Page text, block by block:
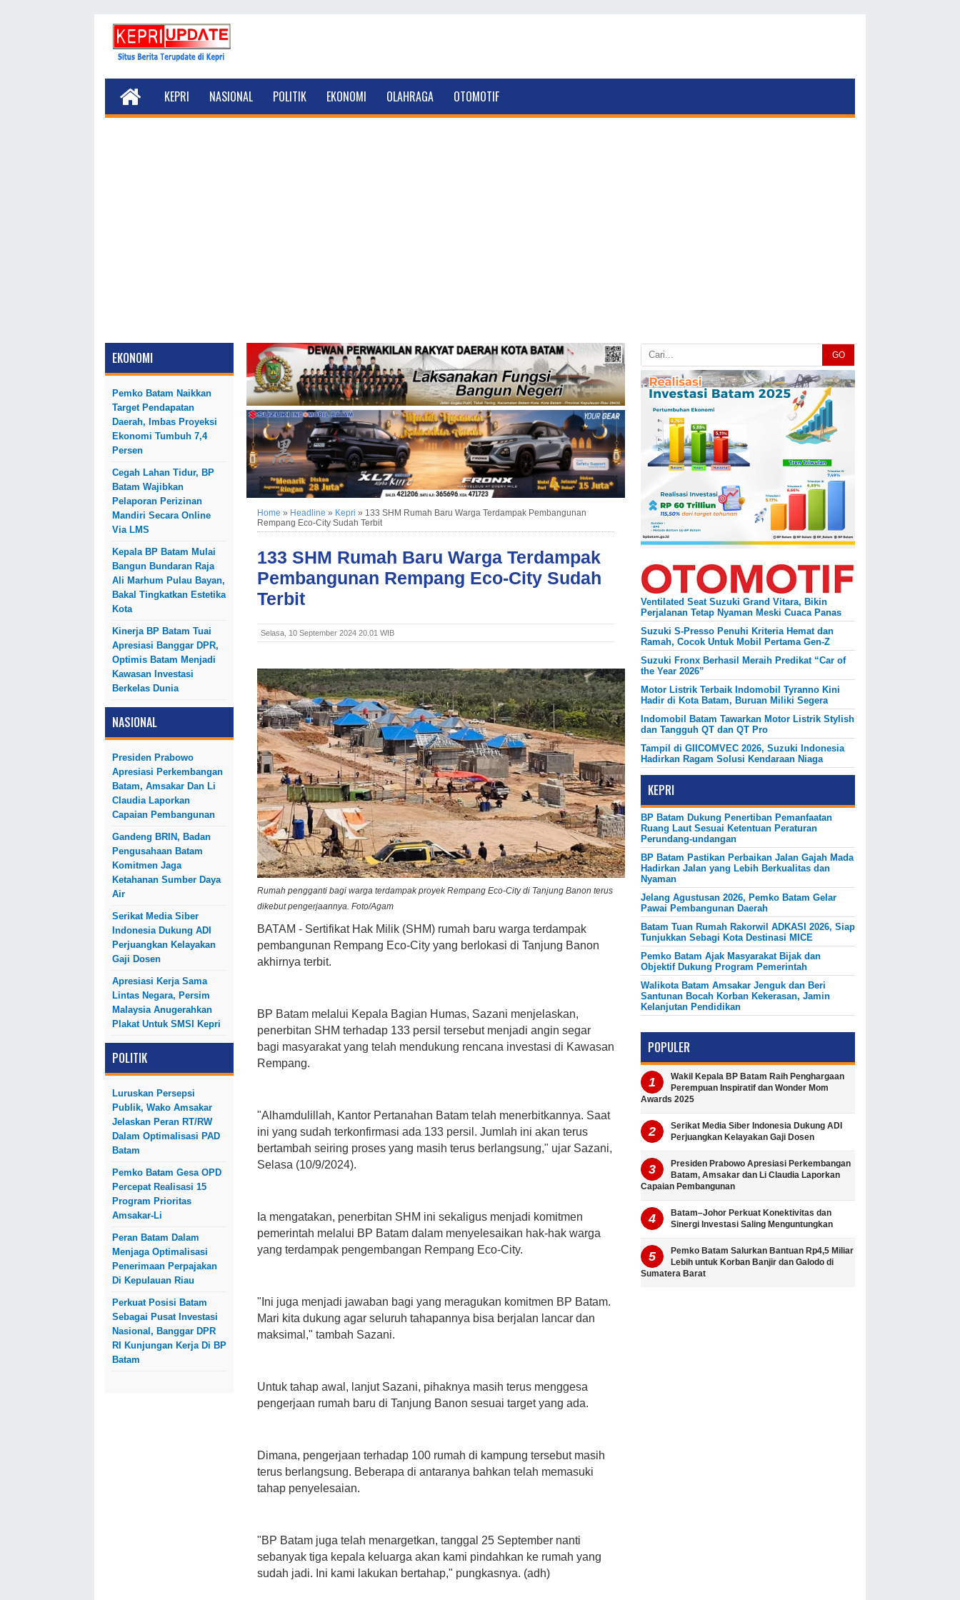
KEPRI NASIONAL POLITIK EKONOMI OLAHRAGA OTOMOTIF
EKONOMI
Pemko Batam Naikkan
Target Pendapatan
Daerah, Imbas Proyeksi
Ekonomi Tumbuh 7,4
Persen
Cegah Lahan Tidur, BP
Batam Wajibkan
Pelaporan Perizinan
Mandiri Secara Online
Via LMS
Kepala BP Batam Mulai
Bangun Bundaran Raja
Ali Marhum Pulau Bayan,
Bakal Tingkatkan Estetika
Kota
Kinerja BP Batam Tuai
Apresiasi Banggar DPR,
Optimis Batam Menjadi
Kawasan Investasi
Berkelas Dunia
NASIONAL
Presiden Prabowo
Apresiasi Perkembangan
Batam, Amsakar Dan Li
Claudia Laporkan
Capaian Pembangunan
Gandeng BRIN, Badan
Pengusahaan Batam
Komitmen Jaga
Ketahanan Sumber Daya
Air
Serikat Media Siber
Indonesia Dukung ADI
Perjuangkan Kelayakan
Gaji Dosen
Apresiasi Kerja Sama
Lintas Negara, Persim
Malaysia Anugerahkan
Plakat Untuk SMSI Kepri
POLITIK
Luruskan Persepsi
Publik, Wako Amsakar
Jelaskan Peran RT/RW
Dalam Optimalisasi PAD
Batam
Pemko Batam Gesa OPD
Percepat Realisasi 15
Program Prioritas
Amsakar-Li
Peran Batam Dalam
Menjaga Optimalisasi
Penerimaan Perpajakan
Di Kepulauan Riau
Perkuat Posisi Batam
Sebagai Pusat Investasi
Nasional, Banggar DPR
RI Kunjungan Kerja Di BP
Batam
Home » Headline » Kepri » 133 SHM Rumah Baru Warga Terdampak Pembangunan
Rempang Eco-City Sudah Terbit
133 SHM Rumah Baru Warga Terdampak
Pembangunan Rempang Eco-City Sudah
Terbit
Selasa, 10 September 2024 20.01 WIB
Rumah pengganti bagi warga terdampak proyek Rempang Eco-City di Tanjung Banon terus
dikebut pengerjaannya. Foto/Agam
BATAM - Sertifikat Hak Milik (SHM) rumah baru warga terdampak
pembangunan Rempang Eco-City yang berlokasi di Tanjung Banon
akhirnya terbit.
BP Batam melalui Kepala Bagian Humas, Sazani menjelaskan,
penerbitan SHM terhadap 133 persil tersebut menjadi angin segar
bagi masyarakat yang telah mendukung rencana investasi di Kawasan
Rempang.
"Alhamdulillah, Kantor Pertanahan Batam telah menerbitkannya. Saat
ini yang sudah terkonfirmasi ada 133 persil. Jumlah ini akan terus
bertambah seiring proses yang masih terus berlangsung," ujar Sazani,
Selasa (10/9/2024).
Ia mengatakan, penerbitan SHM ini sekaligus menjadi komitmen
pemerintah melalui BP Batam dalam menyelesaikan hak-hak warga
yang terdampak pengembangan Rempang Eco-City.
"Ini juga menjadi jawaban bagi yang meragukan komitmen BP Batam.
Mari kita dukung agar seluruh tahapannya bisa berjalan lancar dan
maksimal," tambah Sazani.
Untuk tahap awal, lanjut Sazani, pihaknya masih terus menggesa
pengerjaan rumah baru di Tanjung Banon sesuai target yang ada.
Dimana, pengerjaan terhadap 100 rumah di kampung tersebut masih
terus berlangsung. Beberapa di antaranya bahkan telah memasuki
tahap penyelesaian.
"BP Batam juga telah menargetkan, tanggal 25 September nanti
sebanyak tiga kepala keluarga akan kami pindahkan ke rumah yang
sudah jadi. Ini kami lakukan bertahap," pungkasnya. (adh)
GO
Ventilated Seat Suzuki Grand Vitara, Bikin
Perjalanan Tetap Nyaman Meski Cuaca Panas
Suzuki S-Presso Penuhi Kriteria Hemat dan
Ramah, Cocok Untuk Mobil Pertama Gen-Z
Suzuki Fronx Berhasil Meraih Predikat “Car of
the Year 2026”
Motor Listrik Terbaik Indomobil Tyranno Kini
Hadir di Kota Batam, Buruan Miliki Segera
Indomobil Batam Tawarkan Motor Listrik Stylish
dan Tangguh QT dan QT Pro
Tampil di GIICOMVEC 2026, Suzuki Indonesia
Hadirkan Ragam Solusi Kendaraan Niaga
KEPRI
BP Batam Dukung Penertiban Pemanfaatan
Ruang Laut Sesuai Ketentuan Peraturan
Perundang-undangan
BP Batam Pastikan Perbaikan Jalan Gajah Mada
Hadirkan Jalan yang Lebih Berkualitas dan
Nyaman
Jelang Agustusan 2026, Pemko Batam Gelar
Pawai Pembangunan Daerah
Batam Tuan Rumah Rakorwil ADKASI 2026, Siap
Tunjukkan Sebagi Kota Destinasi MICE
Pemko Batam Ajak Masyarakat Bijak dan
Objektif Dukung Program Pemerintah
Walikota Batam Amsakar Jenguk dan Beri
Santunan Bocah Korban Kekerasan, Jamin
Kelanjutan Pendidikan
POPULER
Wakil Kepala BP Batam Raih Penghargaan
Perempuan Inspiratif dan Wonder Mom
Awards 2025
Serikat Media Siber Indonesia Dukung ADI
Perjuangkan Kelayakan Gaji Dosen
Presiden Prabowo Apresiasi Perkembangan
Batam, Amsakar dan Li Claudia Laporkan
Capaian Pembangunan
Batam–Johor Perkuat Konektivitas dan
Sinergi Investasi Saling Menguntungkan
Pemko Batam Salurkan Bantuan Rp4,5 Miliar
Lebih untuk Korban Banjir dan Galodo di
Sumatera Barat